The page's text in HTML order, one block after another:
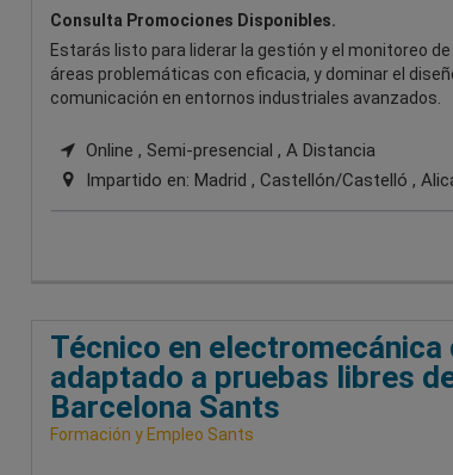
Consulta Promociones Disponibles.
Estarás listo para liderar la gestión y el monitoreo
áreas problemáticas con eficacia, y dominar el
comunicación en entornos industriales avanzados.
Online , Semi-presencial , A Distancia
Impartido en: Madrid , Castellón/Castelló ,
Técnico en
adaptado a pruebas libres
Barcelona Sants
Formación y Empleo Sants